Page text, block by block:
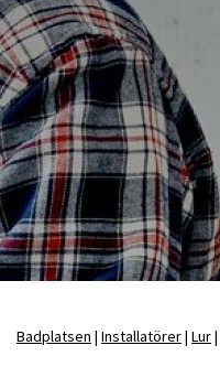
Badplatsen Installatörer Lur